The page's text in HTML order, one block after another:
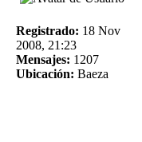
Registrado: 18 Nov
2008, 21:23
Mensajes: 1207
Ubicación: Baeza